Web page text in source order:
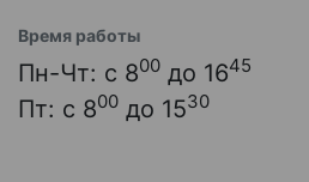
Время работы
Пн-Чт: с 800 до 1645
Пт: с 800 до 1530